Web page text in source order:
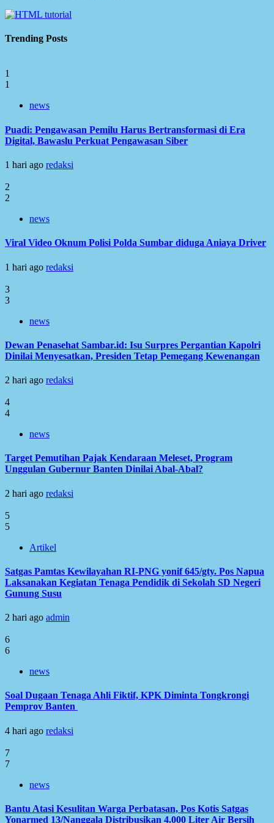
Trending Posts
1
1
news
Puadi: Pengawasan Pemilu Harus Bertransformasi di Era
Digital, Bawaslu Perkuat Pengawasan Siber
1 hari ago redaksi
2
2
news
Viral Video Oknum Polisi Polda Sumbar diduga Aniaya Driver
1 hari ago redaksi
3
3
news
Dewan Penasehat Sambar.id: Isu Surpres Pergantian Kapolri
Dinilai Menyesatkan, Presiden Tetap Pemegang Kewenangan
2 hari ago redaksi
4
4
news
Target Pemutihan Pajak Kendaraan Meleset, Program
Unggulan Gubernur Banten Dinilai Abal-Abal?
2 hari ago redaksi
5
5
Artikel
Satgas Pamtas Kewilayahan RI-PNG yonif 645/gty. Pos Napua
Laksanakan Kegiatan Tenaga Pendidik di Sekolah SD Negeri
Gunung Susu
2 hari ago admin
6
6
news
Soal Dugaan Tenaga Ahli Fiktif, KPK Diminta Tongkrongi
Pemprov Banten
4 hari ago redaksi
7
7
news
Bantu Atasi Kesulitan Warga Perbatasan, Pos Kotis Satgas
Yonarmed 13/Nanggala Distribusikan 4.000 Liter Air Bersih